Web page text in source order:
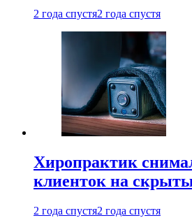
2 года спустя2 года спустя
Хиропрактик
клиенток на
2 года спустя2 года спустя